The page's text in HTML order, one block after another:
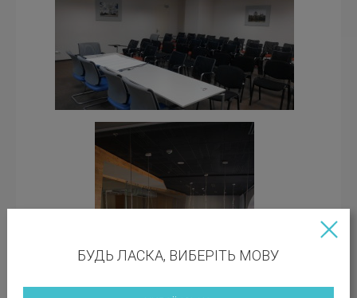
Конференц зал у бізнес центрі Леонардо
БУДЬ ЛАСКА, ВИБЕРІТЬ МОВУ